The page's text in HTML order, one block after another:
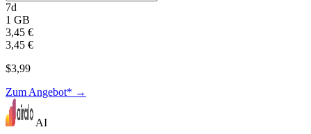
7d
1 GB
3,45 €
3,45 €
$3,99
Zum Angebot* →
AI